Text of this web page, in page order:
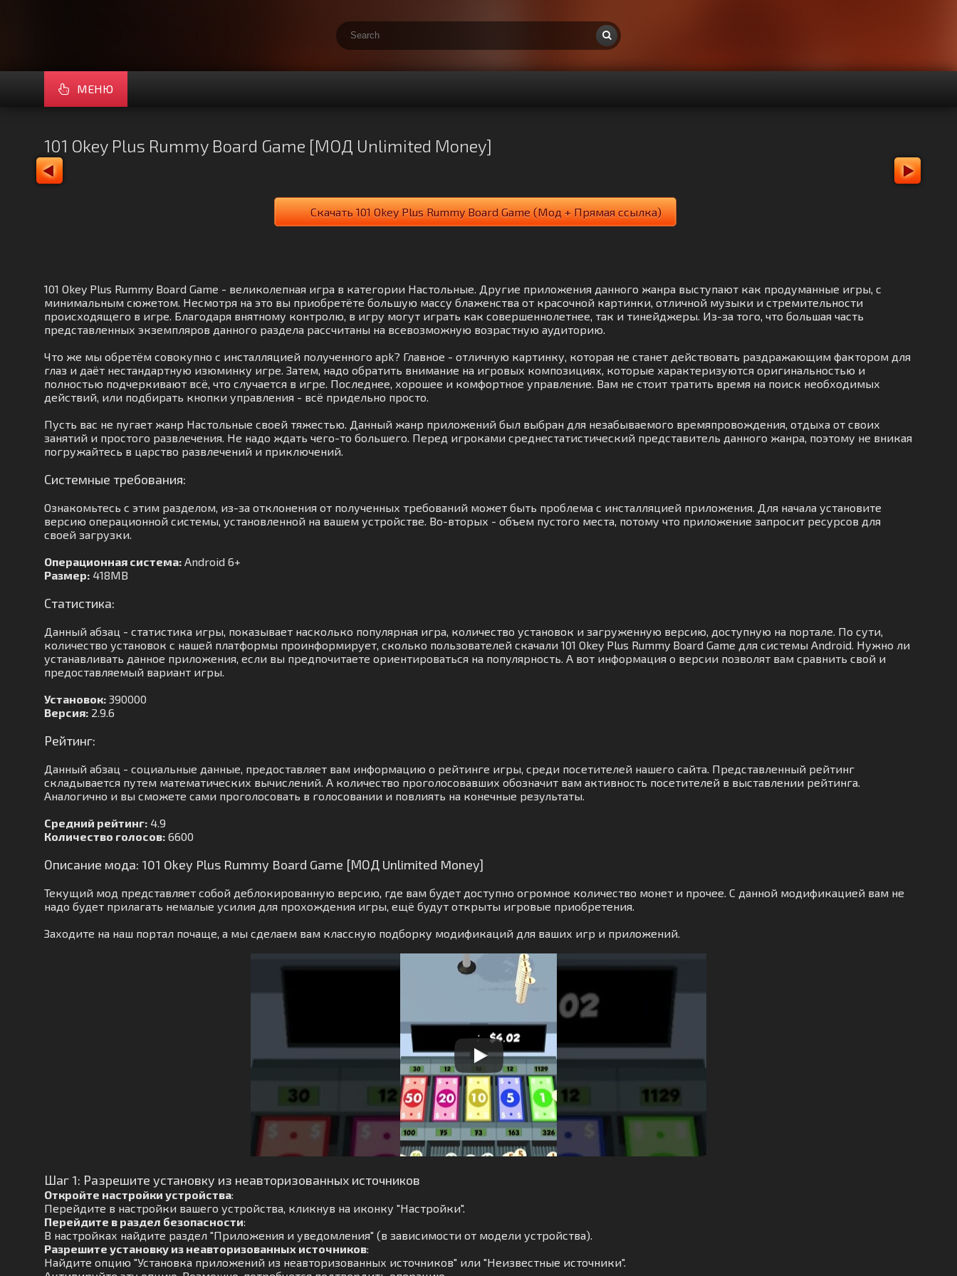
МЕНЮ
101 Okey Plus Rummy Board Game [МОД Unlimited Money]
Скачать 101 Okey Plus Rummy Board Game (Мод + Прямая ссылка)
101 Okey Plus Rummy Board Game - великолепная игра в категории Настольные. Другие приложения данного жанра выступают как продуманные игры, с
минимальным сюжетом. Несмотря на это вы приобретёте большую массу блаженства от красочной картинки, отличной музыки и стремительности
происходящего в игре. Благодаря внятному контролю, в игру могут играть как совершеннолетнее, так и тинейджеры. Из-за того, что большая часть
представленных экземпляров данного раздела рассчитаны на всевозможную возрастную аудиторию.
Что же мы обретём совокупно с инсталляцией полученного apk? Главное - отличную картинку, которая не станет действовать раздражающим фактором для
глаз и даёт нестандартную изюминку игре. Затем, надо обратить внимание на игровых композициях, которые характеризуются оригинальностью и
полностью подчеркивают всё, что случается в игре. Последнее, хорошее и комфортное управление. Вам не стоит тратить время на поиск необходимых
действий, или подбирать кнопки управления - всё придельно просто.
Пусть вас не пугает жанр Настольные своей тяжестью. Данный жанр приложений был выбран для незабываемого времяпровождения, отдыха от своих
занятий и простого развлечения. Не надо ждать чего-то большего. Перед игроками среднестатистический представитель данного жанра, поэтому не вникая
погружайтесь в царство развлечений и приключений.
Системные требования:
Ознакомьтесь с этим разделом, из-за отклонения от полученных требований может быть проблема с инсталляцией приложения. Для начала установите
версию операционной системы, установленной на вашем устройстве. Во-вторых - объем пустого места, потому что приложение запросит ресурсов для
своей загрузки.
Операционная система: Android 6+
Размер: 418MB
Статистика:
Данный абзац - статистика игры, показывает насколько популярная игра, количество установок и загруженную версию, доступную на портале. По сути,
количество установок с нашей платформы проинформирует, сколько пользователей скачали 101 Okey Plus Rummy Board Game для системы Android. Нужно ли
устанавливать данное приложения, если вы предпочитаете ориентироваться на популярность. А вот информация о версии позволят вам сравнить свой и
предоставляемый вариант игры.
Установок: 390000
Версия: 2.9.6
Рейтинг:
Данный абзац - социальные данные, предоставляет вам информацию о рейтинге игры, среди посетителей нашего сайта. Представленный рейтинг
складывается путем математических вычислений. А количество проголосовавших обозначит вам активность посетителей в выставлении рейтинга.
Аналогично и вы сможете сами проголосовать в голосовании и повлиять на конечные результаты.
Средний рейтинг: 4.9
Количество голосов: 6600
Описание мода: 101 Okey Plus Rummy Board Game [МОД Unlimited Money]
Текущий мод представляет собой деблокированную версию, где вам будет доступно огромное количество монет и прочее. С данной модификацией вам не
надо будет прилагать немалые усилия для прохождения игры, ещё будут открыты игровые приобретения.
Заходите на наш портал почаще, а мы сделаем вам классную подборку модификаций для ваших игр и приложений.
Шаг 1: Разрешите установку из неавторизованных источников
Откройте настройки устройства:
Перейдите в настройки вашего устройства, кликнув на иконку "Настройки".
Перейдите в раздел безопасности:
В настройках найдите раздел "Приложения и уведомления" (в зависимости от модели устройства).
Разрешите установку из неавторизованных источников:
Найдите опцию "Установка приложений из неавторизованных источников" или "Неизвестные источники".